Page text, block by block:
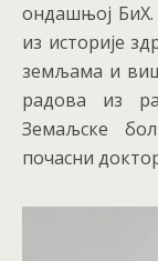
ондашњој БиХ.
из историје
земљама и
радова из
Земаљске
почасни